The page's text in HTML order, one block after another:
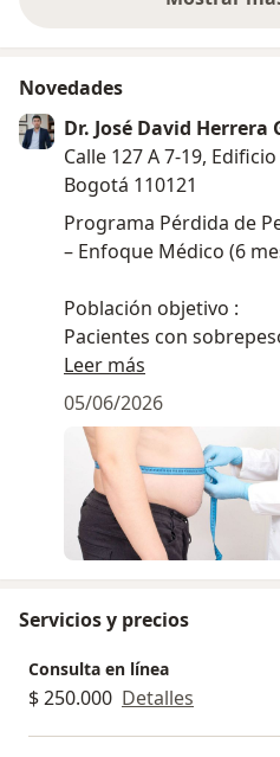
Novedades
Dr. José David Herrera
Calle 127 A 7-19,
Bogotá 110121
Programa Pérdida de
– Enfoque Médico (6
Población objetivo :
Pacientes con
que requieren
preservación de masa
metabólico y hábitos
Para pacientes (¿es para
Si has probado dietas
duraderos, aquí
personalizada para
muscular, protegiendo
mejor digestión y un
mantener
Leer más
05/06/2026
Servicios y precios
Consulta en línea
$ 250.000 Detalles